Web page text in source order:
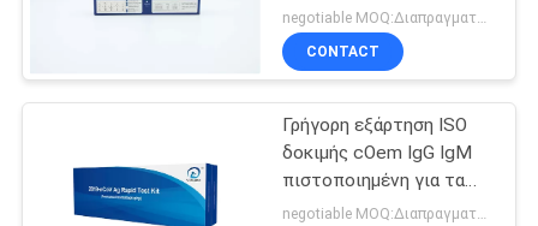
SITEMAP
PRIVACY
κολλοειδής χρυσός
Sensivity
negotiable MOQ:Διαπραγματεύσιμος
CONTACT
Γρήγορη εξάρτηση ISO
δοκιμής cOem IgG IgM
πιστοποιημένη για τα
SAR CoV 2